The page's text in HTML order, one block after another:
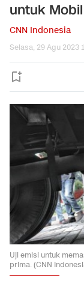
untuk
CNN Indonesia
Selasa, 29 Agu 2023
Uji emisi untuk
prima. (CNN